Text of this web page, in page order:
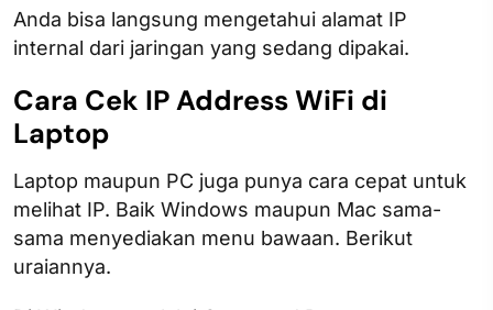
Anda bisa langsung mengetahui alamat IP
internal dari jaringan yang sedang dipakai.
Cara Cek IP Address WiFi di
Laptop
Laptop maupun PC juga punya cara cepat untuk
melihat IP. Baik Windows maupun Mac sama-
sama menyediakan menu bawaan. Berikut
uraiannya.